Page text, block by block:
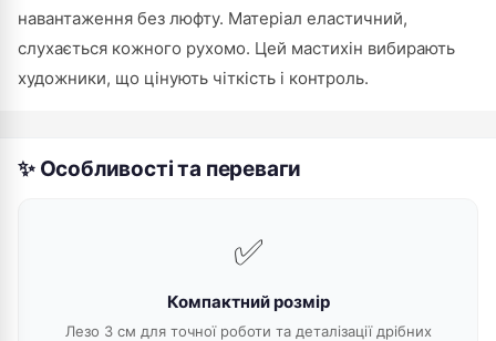
навантаження без люфту. Матеріал еластичний,
слухається кожного рухомо. Цей мастихін вибирають
художники, що цінують чіткість і контроль.
✨ Особливості та переваги
✅
Компактний розмір
Лезо 3 см для точної роботи та деталізації дрібних